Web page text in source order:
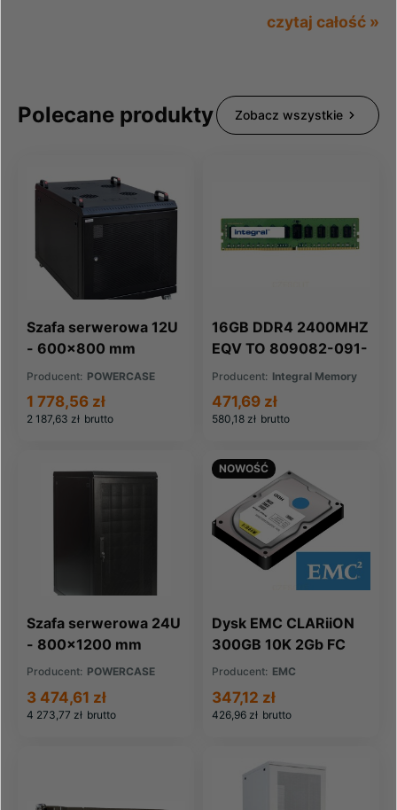
czytaj całość »
Polecane produkty Zobacz wszystkie
Szafa serwerowa 12U
- 600x800 mm
Producent: POWERCASE
2 187,63 zł brutto
1 778,56 zł
16GB DDR4 2400MHZ
EQV TO 809082-091-
IN FOR HP COMPAQ
Producent: Integral Memory
580,18 zł brutto
471,69 zł
Szafa serwerowa 24U
- 800x1200 mm
Producent: POWERCASE
4 273,77 zł brutto
3 474,61 zł
Dysk EMC CLARiiON
300GB 10K 2Gb FC
HDD RoHS
Producent: EMC
426,96 zł brutto
347,12 zł
NOWOŚĆ